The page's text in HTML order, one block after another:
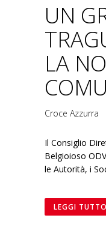
UN
LA
Croce Azzurra
Il Consiglio
Belgioioso
le Autorità, i
LEGGI TUTTO